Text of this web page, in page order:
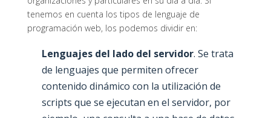
tenemos en cuenta los tipos de lenguaje de
programación web, los podemos dividir en:
Lenguajes del lado del servidor. Se trata
de lenguajes que permiten ofrecer
contenido dinámico con la utilización de
scripts que se ejecutan en el servidor, por